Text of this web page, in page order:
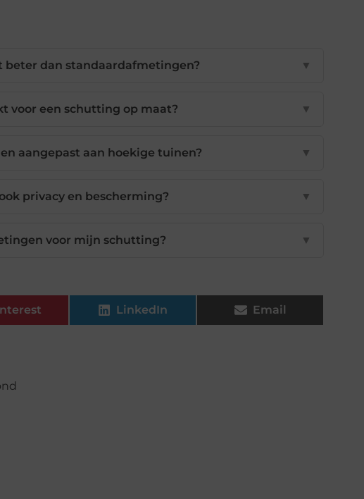
beter dan standaardafmetingen? ▼
voor een schutting op maat? ▼
aangepast aan hoekige tuinen? ▼
privacy en bescherming? ▼
voor mijn schutting? ▼
LinkedIn Email